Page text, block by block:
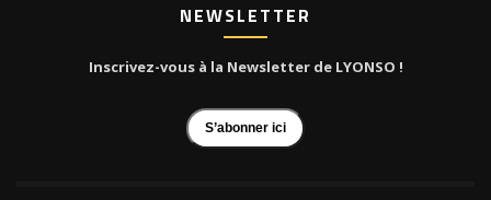
NEWSLETTER
Inscrivez-vous à la Newsletter de LYONSO !
S’abonner ici